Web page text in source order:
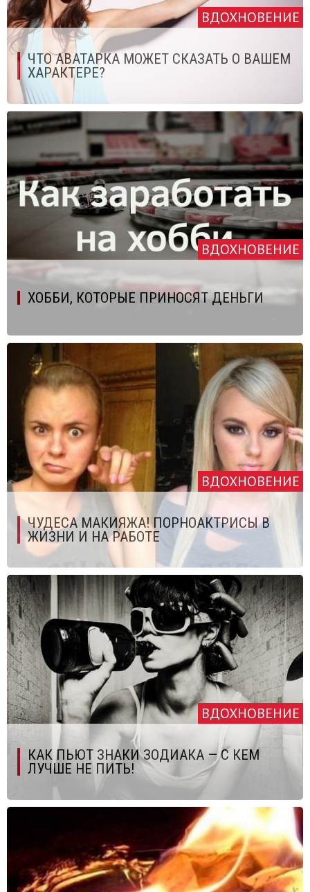
ВДОХНОВЕНИЕ
ЧТО АВАТАРКА МОЖЕТ СКАЗАТЬ О ВАШЕМ
ХАРАКТЕРЕ?
ВДОХНОВЕНИЕ
ХОББИ, КОТОРЫЕ ПРИНОСЯТ ДЕНЬГИ
ВДОХНОВЕНИЕ
ЧУДЕСА МАКИЯЖА! ПОРНОАКТРИСЫ В
ЖИЗНИ И НА РАБОТЕ
ВДОХНОВЕНИЕ
КАК ПЬЮТ ЗНАКИ ЗОДИАКА — С КЕМ
ЛУЧШЕ НЕ ПИТЬ!